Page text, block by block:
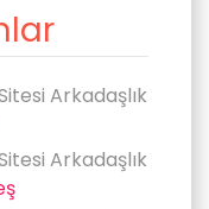
Arkadaşlık
Arkadaşlık